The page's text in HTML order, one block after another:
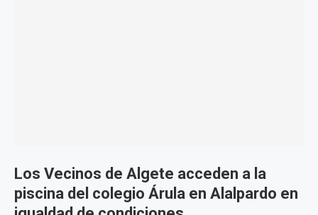
Los Vecinos de Algete acceden a la
piscina del colegio Árula en Alalpardo en